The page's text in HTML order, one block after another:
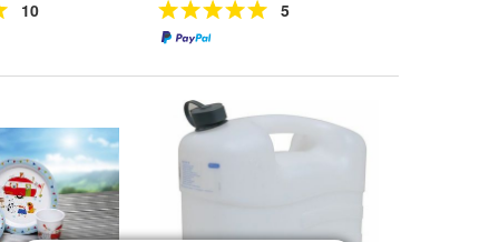
10 5